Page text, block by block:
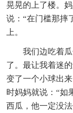
晃晃的上了楼。
说：“在门槛那摔
上。
我们边吃着
了。最让我着迷
变了一个小球出
时妈妈就说：“如
西瓜，他一定没